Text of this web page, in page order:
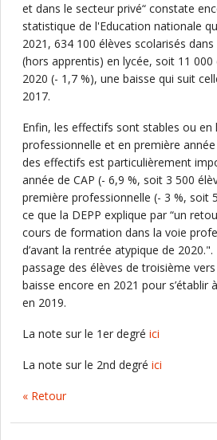
et dans le secteur privé“ constate
statistique de l'Education nationale
2021, 634 100 élèves scolarisés
(hors apprentis) en lycée, soit 11 000
2020 (- 1,7 %), une baisse qui suit
2017.
Enfin, les effectifs sont stables ou en
professionnelle et en première
des effectifs est particulièrement
année de CAP (- 6,9 %, soit 3 500
première professionnelle (- 3 %, soit
ce que la DEPP explique par “un
cours de formation dans la voie
d’avant la rentrée atypique de
passage des élèves de troisième
baisse encore en 2021 pour s’établir
en 2019.
La note sur le 1er degré ici
La note sur le 2nd degré ici
« Retour